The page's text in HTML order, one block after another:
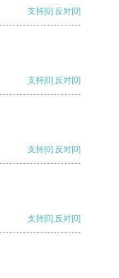
支持[0] 反对[0]
支持[0] 反对[0]
支持[0] 反对[0]
支持[0] 反对[0]